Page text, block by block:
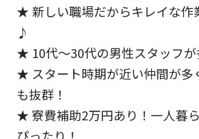
★ 新しい職場だからキレイな作
♪
★ 10代～30代の男性スタッフが
★ スタート時期が近い仲間が多
も抜群！
★ 寮費補助2万円あり！一人暮